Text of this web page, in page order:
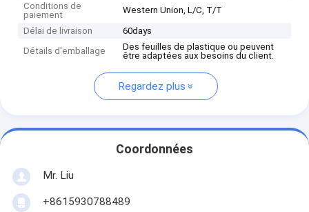
Conditions de
paiement
Western Union, L/C, T/T
Délai de livraison
60days
Détails d'emballage
Des feuilles de plastique ou peuvent
être adaptées aux besoins du client.
Regardez plus
Coordonnées
Mr. Liu
+8615930788489